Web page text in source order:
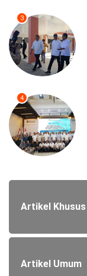
3
4
Artikel Khusus
Artikel Umum